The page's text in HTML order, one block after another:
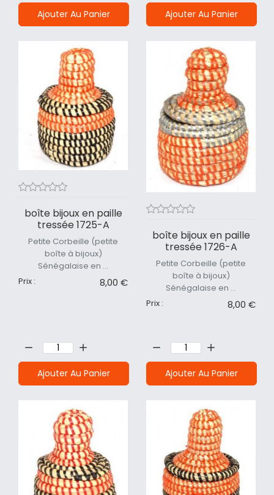
Ajouter Au Panier Ajouter Au Panier
boîte bijoux en paille
tressée 1725-A
Petite Corbeille (petite
boîte à bijoux)
Sénégalaise en ...
Prix :
8,00 €
Ajouter Au Panier
boîte bijoux en paille
tressée 1726-A
Petite Corbeille (petite
boîte à bijoux)
Sénégalaise en ...
Prix :
8,00 €
Ajouter Au Panier